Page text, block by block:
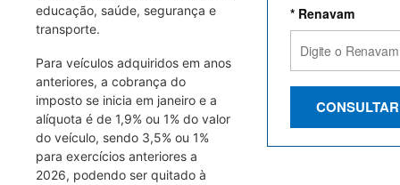
educação, saúde, segurança e
transporte.
Para veículos adquiridos em anos
anteriores, a cobrança do
imposto se inicia em janeiro e a
alíquota é de 1,9% ou 1% do valor
do veículo, sendo 3,5% ou 1%
para exercícios anteriores a
2026, podendo ser quitado à
* Renavam
CONSULTAR